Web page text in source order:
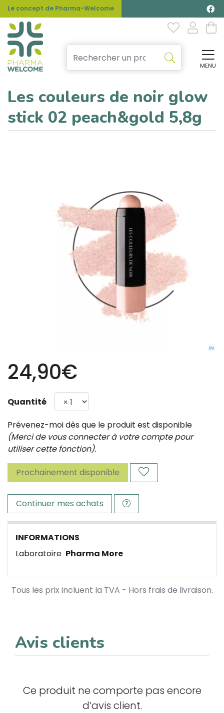
Le concept de Pharma-Welcome
MENU
Les couleurs de noir glow
stick 02 peach&gold 5,8g
24,90€
Quantité
Prévenez-moi dès que le produit est disponible
(Merci de vous connecter à votre compte pour
utiliser cette fonction).
Prochainement disponible
Continuer mes achats
INFORMATIONS
Laboratoire Pharma More
Tous les prix incluent la TVA - Hors frais de livraison.
Avis clients
Ce produit ne comporte pas encore
d’avis client.